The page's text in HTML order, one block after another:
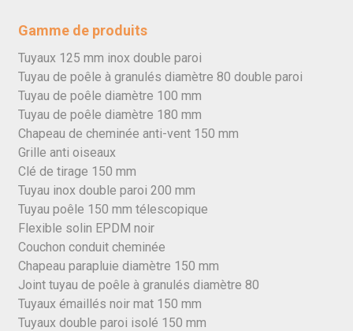
Gamme de produits
Tuyaux 125 mm inox double paroi
Tuyau de poêle à granulés diamètre 80 double paroi
Tuyau de poêle diamètre 100 mm
Tuyau de poêle diamètre 180 mm
Chapeau de cheminée anti-vent 150 mm
Grille anti oiseaux
Clé de tirage 150 mm
Tuyau inox double paroi 200 mm
Tuyau poêle 150 mm télescopique
Flexible solin EPDM noir
Couchon conduit cheminée
Chapeau parapluie diamètre 150 mm
Joint tuyau de poêle à granulés diamètre 80
Tuyaux émaillés noir mat 150 mm
Tuyaux double paroi isolé 150 mm